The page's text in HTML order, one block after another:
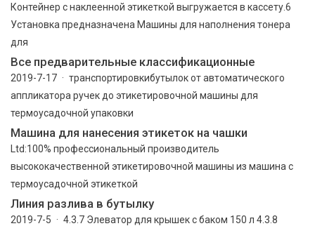
Контейнер с наклеенной этикеткой выгружается в кассету.6
Установка предназначена Машины для наполнения тонера
для
Все предварительные классификационные
2019-7-17 · транспортировкибутылок от автоматического
аппликатора ручек до этикетировочной машины для
термоусадочной упаковки
Машина для нанесения этикеток на чашки
Ltd:100% профессиональный производитель
высококачественной этикетировочной машины из машина с
термоусадочной этикеткой
Линия разлива в бутылку
2019-7-5 · 4.3.7 Элеватор для крышек с баком 150 л 4.3.8